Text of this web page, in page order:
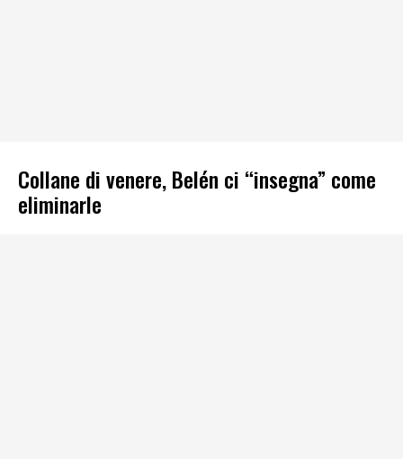
Collane di venere, Belén ci “insegna” come
eliminarle